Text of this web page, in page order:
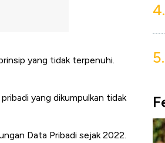
yang tidak terpenuhi.
yang dikumpulkan tidak
Data Pribadi sejak 2022.
4.
5.